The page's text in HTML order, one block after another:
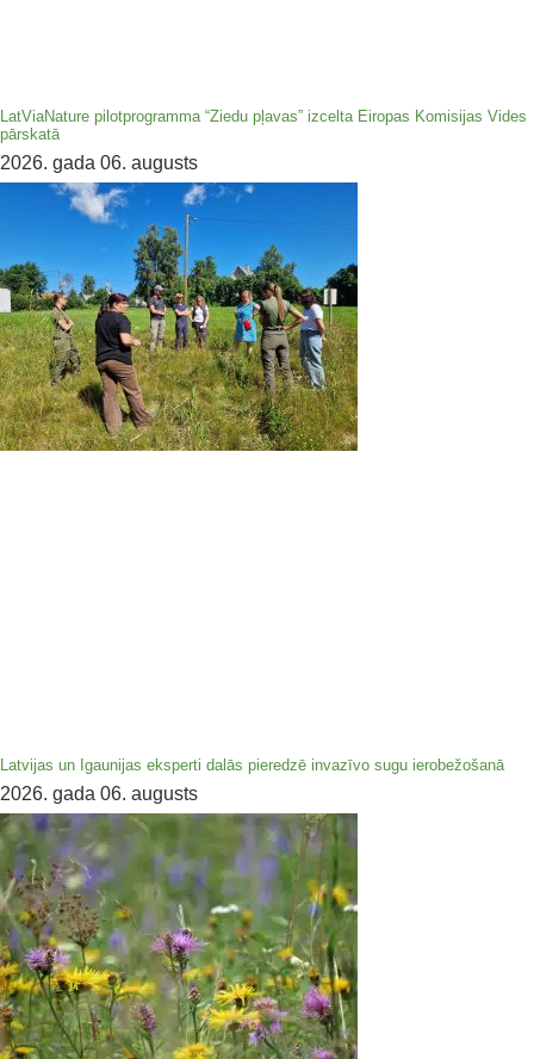
LatViaNature pilotprogramma “Ziedu pļavas” izcelta Eiropas Komisijas Vides
pārskatā
2026. gada 06. augusts
Latvijas un Igaunijas eksperti dalās pieredzē invazīvo sugu ierobežošanā
2026. gada 06. augusts